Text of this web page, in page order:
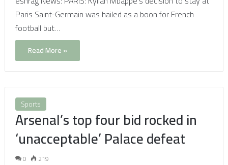
Paris Saint-Germain was hailed as a boon for French
football but…
Read More »
Sports
Arsenal’s top four bid rocked in
‘unacceptable’ Palace defeat
0 219